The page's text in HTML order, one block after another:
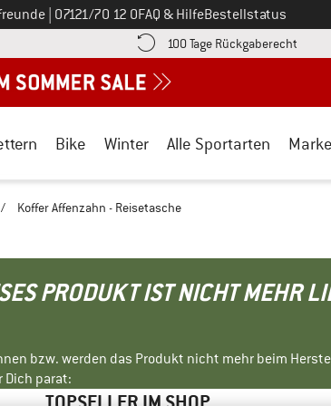
Ruf uns an unter
07121/70 12 0FAQ & HilfeBestellstatus
Infos hier! Öffnet sich in einer Infobox
100 Tage Rückgaberecht
Bike Winter Alle Sportarten
/ Koffer Affenzahn - Reisetasche
PRODUKT IST NICHT MEHR
bzw. werden das Produkt nicht mehr beim
parat: